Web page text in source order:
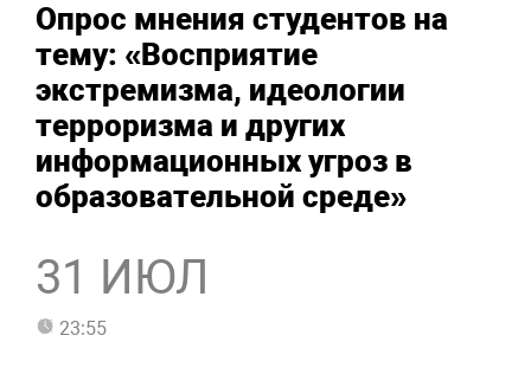
Опрос мнения студентов на
тему: «Восприятие
экстремизма, идеологии
терроризма и других
информационных угроз в
образовательной среде»
31 ИЮЛ
23:55